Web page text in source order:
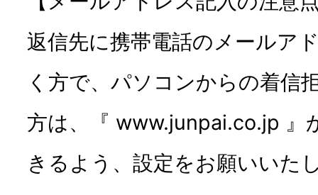
返信先に携帯電話のメールア
く方で、パソコンからの着信
方は、『 www.junpai.co.jp 』
きるよう、設定をお願いいた